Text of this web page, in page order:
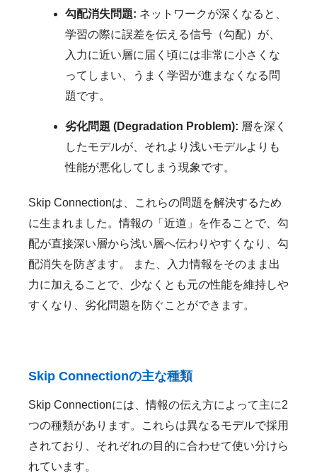
勾配消失問題: ネットワークが深くなると、
学習の際に誤差を伝える信号（勾配）が、
入力に近い層に届く頃には非常に小さくな
ってしまい、うまく学習が進まなくなる問
題です。
劣化問題 (Degradation Problem): 層を深く
したモデルが、それより浅いモデルよりも
性能が悪化してしまう現象です。
Skip Connectionは、これらの問題を解決するため
に生まれました。情報の「近道」を作ることで、勾
配が直接深い層から浅い層へ伝わりやすくなり、勾
配消失を防ぎます。 また、入力情報をそのまま出
力に加えることで、少なくとも元の性能を維持しや
すくなり、劣化問題を防ぐことができます。
Skip Connectionの主な種類
Skip Connectionには、情報の伝え方によって主に2
つの種類があります。これらは異なるモデルで採用
されており、それぞれの目的に合わせて使い分けら
れています。